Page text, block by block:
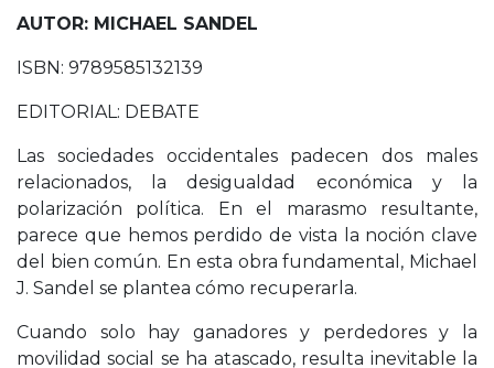
AUTOR: MICHAEL SANDEL
ISBN: 9789585132139
EDITORIAL: DEBATE
Las sociedades occidentales padecen dos males
relacionados, la desigualdad económica y la
polarización política. En el marasmo resultante,
parece que hemos perdido de vista la noción clave
del bien común. En esta obra fundamental, Michael
J. Sandel se plantea cómo recuperarla.
Cuando solo hay ganadores y perdedores y la
movilidad social se ha atascado, resulta inevitable la